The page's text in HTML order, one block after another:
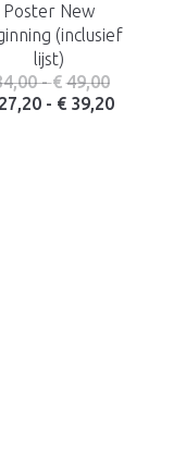
tot € 49,00
tot € 39,20
Poster New
(inclusief
lijst)
- € 49,00
27,20 - € 39,20
tot € 100,00